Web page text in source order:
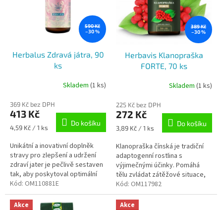
590 Kč
–30 %
Herbalus Zdravá játra, 90
ks
Skladem (1 ks)
369 Kč bez DPH
413 Kč
Měrná
4,59 Kč / 1 ks
Do košíku
Unikátní a inovativní doplněk
stravy pro zlepšení a udržení
zdraví jater je pečlivě sestaven
tak, aby poskytoval optimální
péči o tento klíčový orgán
Kód: OM110881E
389 Kč
–30 %
Herbavis Klanopraška
FORTE, 70 ks
Skladem (1 ks)
225 Kč bez DPH
272 Kč
Měrná
3,89 Kč / 1 ks
Do košíku
Klanopraška čínská je tradiční
adaptogenní rostlina s
výjimečnými účinky. Pomáhá
tělu zvládat zátěžové situace,
zvyšuje odolnost, snižuje
potřebu spánku a navozuje
celkovou...
Kód: OM117982
Akce Akce